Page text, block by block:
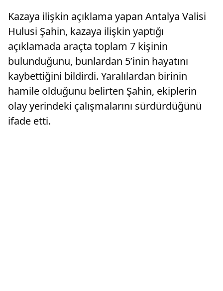
Kazaya ilişkin açıklama yapan Antalya Valisi
Hulusi Şahin, kazaya ilişkin yaptığı
açıklamada araçta toplam 7 kişinin
bulunduğunu, bunlardan 5’inin hayatını
kaybettiğini bildirdi. Yaralılardan birinin
hamile olduğunu belirten Şahin, ekiplerin
olay yerindeki çalışmalarını sürdürdüğünü
ifade etti.